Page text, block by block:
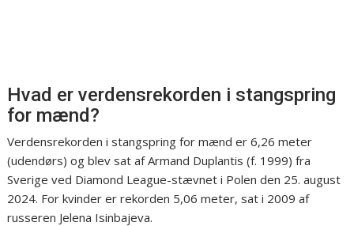
Hvad er verdensrekorden i stangspring
for mænd?
Verdensrekorden i stangspring for mænd er 6,26 meter
(udendørs) og blev sat af Armand Duplantis (f. 1999) fra
Sverige ved Diamond League-stævnet i Polen den 25. august
2024. For kvinder er rekorden 5,06 meter, sat i 2009 af
russeren Jelena Isinbajeva.